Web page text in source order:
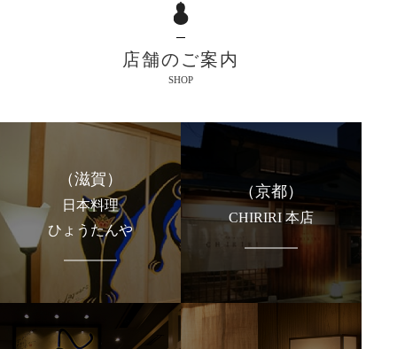
店舗のご案内
SHOP
（滋賀）
日本料理
ひょうたんや
（京都）
CHIRIRI 本店